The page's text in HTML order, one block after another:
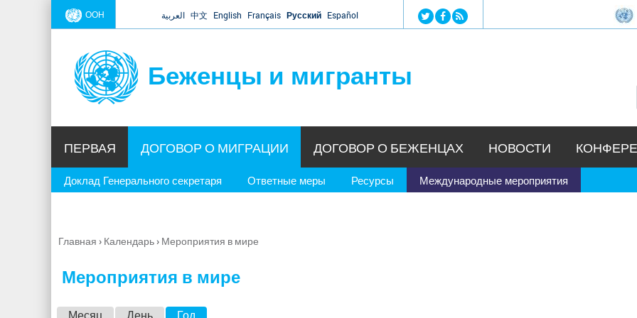
Jump to navigation
ООН العربية 中文 English Français Русский Español
Беженцы и мигранты
ПЕРВАЯ ДОГОВОР О МИГРАЦИИ
Доклад Генерального секретаря Ответные меры Ресурсы Международные мероприятия
ДОГОВОР О БЕЖЕНЦАХ НОВОСТИ
Вы
Главная › Календарь› Мероприятия в мире
Мероприятия в мире